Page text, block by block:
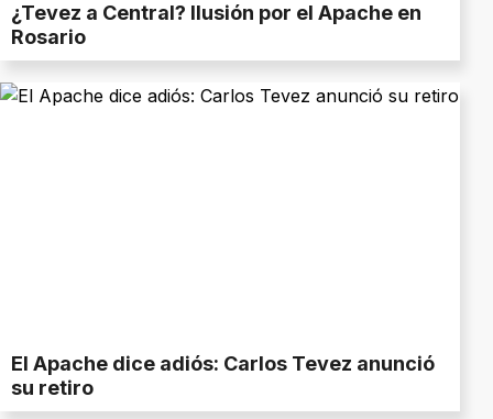
¿Tevez a Central? Ilusión por el Apache en
Rosario
El Apache dice adiós: Carlos Tevez anunció
su retiro